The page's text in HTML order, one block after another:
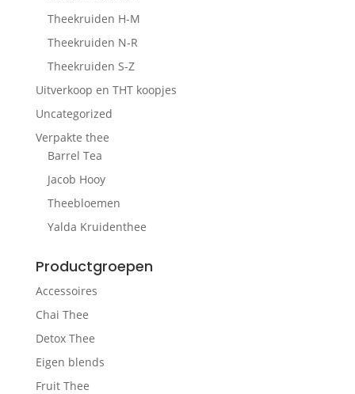
Theekruiden H-M
Theekruiden N-R
Theekruiden S-Z
Uitverkoop en THT koopjes
Uncategorized
Verpakte thee
Barrel Tea
Jacob Hooy
Theebloemen
Yalda Kruidenthee
Productgroepen
Accessoires
Chai Thee
Detox Thee
Eigen blends
Fruit Thee